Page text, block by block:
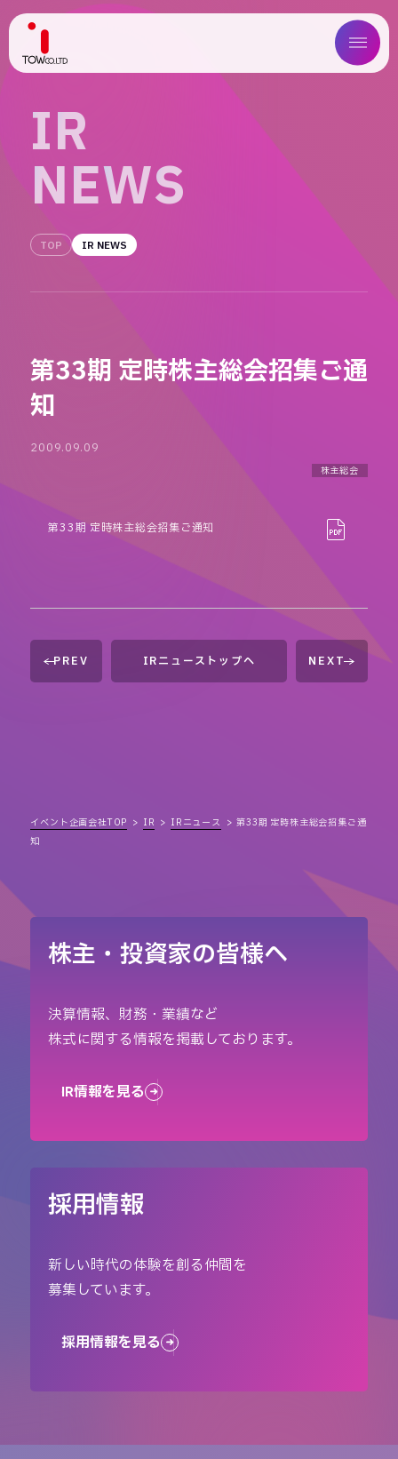
ABOUT US
WORKS
COMPANY
IR
IR
NEWS
TOP IR NEWS
第33期 定時株主総会招集ご通
知
2009.09.09
株主総会
第33期 定時株主総会招集ご通知
PREV IRニューストップへ NEXT
イベント企画会社TOP IR IRニュース
第33期 定時株主総会招集ご通
知
株主・投資家の皆様へ
決算情報、財務・業績など
株式に関する情報を掲載しております。
IR情報を見る
採用情報
新しい時代の体験を創る仲間を
募集しています。
採用情報を見る